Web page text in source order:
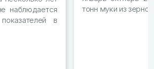
Читать далее...